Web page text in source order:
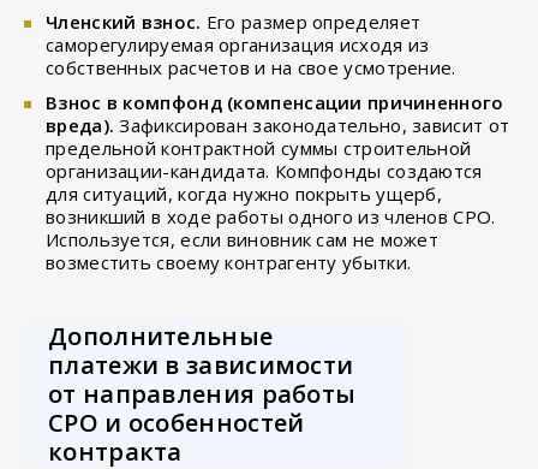
Членский взнос. Его размер определяет
саморегулируемая организация исходя из
собственных расчетов и на свое усмотрение.
Взнос в компфонд (компенсации причиненного
вреда). Зафиксирован законодательно, зависит от
предельной контрактной суммы строительной
организации-кандидата. Компфонды создаются
для ситуаций, когда нужно покрыть ущерб,
возникший в ходе работы одного из членов СРО.
Используется, если виновник сам не может
возместить своему контрагенту убытки.
Дополнительные
платежи в зависимости
от направления работы
СРО и особенностей
контракта